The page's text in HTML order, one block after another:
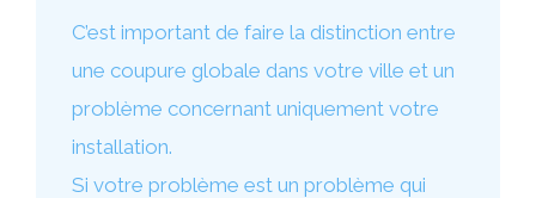
C’est important de faire la distinction entre
une coupure globale dans votre ville et un
problème concernant uniquement votre
installation.
Si votre problème est un problème qui